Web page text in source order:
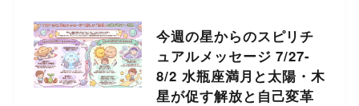
今週の星からのスピリチ
ュアルメッセージ 7/27-
8/2 水瓶座満月と太陽・木
星が促す解放と自己変革